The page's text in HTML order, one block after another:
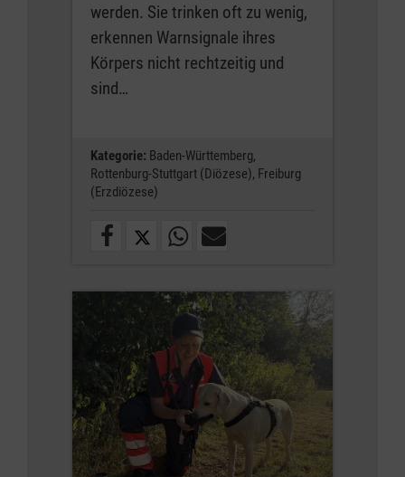
werden. Sie trinken oft zu wenig,
erkennen Warnsignale ihres
Körpers nicht rechtzeitig und
sind…
Kategorie: Baden-Württemberg,
Rottenburg-Stuttgart (Diözese), Freiburg
(Erzdiözese)